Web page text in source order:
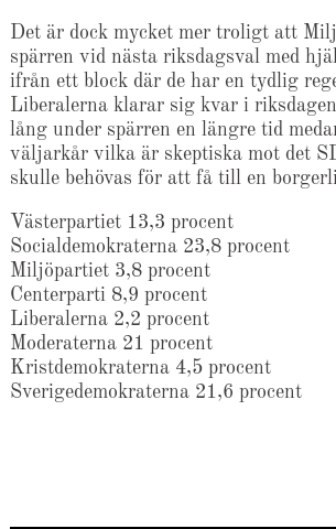
Det är dock mycket mer troligt att
spärren vid nästa riksdagsval med
ifrån ett block där de har en tydlig
Liberalerna klarar sig kvar i
lång under spärren en längre tid
väljarkår vilka är skeptiska mot det
skulle behövas för att få till en
Västerpartiet 13,3 procent
Socialdemokraterna 23,8 procent
Miljöpartiet 3,8 procent
Centerparti 8,9 procent
Liberalerna 2,2 procent
Moderaterna 21 procent
Kristdemokraterna 4,5 procent
Sverigedemokraterna 21,6 procent